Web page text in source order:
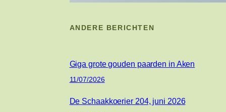
ANDERE BERICHTEN
Giga grote gouden paarden in Aken
11/07/2026
De Schaakkoerier 204, juni 2026